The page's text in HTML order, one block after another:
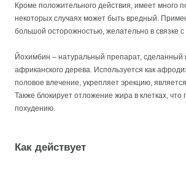
Кроме положительного действия, имеет много
некоторых случаях может быть вредный.
большой осторожностью, желательно в связке
Йохимбин – натуральный препарат, сделанный
африканского дерева. Используется как
половое влечение, укрепляет эрекцию,
Также блокирует отложение жира в клетках, что
похудению.
Как действует